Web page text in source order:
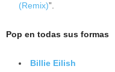
(Remix)”.
Pop en todas sus formas
Billie Eilish